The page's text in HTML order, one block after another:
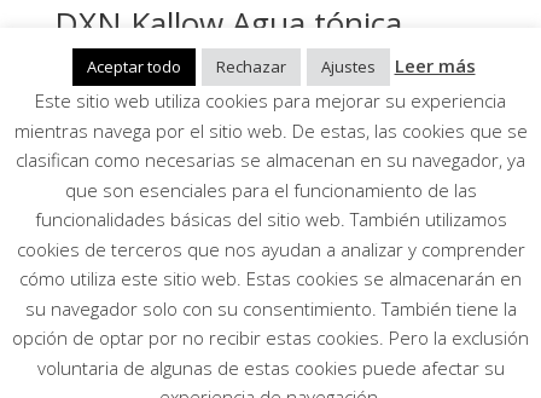
DXN Kallow Agua tónica
micelar de limpieza con salvia
y hamamelis 200ml
20,90€
Aviso Legal, Política de privacidad, Condiciones
generales
Todos los derechos reservados. Página creada por
Andrea Papp
Aceptar todo Rechazar Ajustes
Leer más
Este sitio web utiliza cookies para mejorar su experiencia
mientras navega por el sitio web. De estas, las cookies que se
clasifican como necesarias se almacenan en su navegador, ya
que son esenciales para el funcionamiento de las
funcionalidades básicas del sitio web. También utilizamos
cookies de terceros que nos ayudan a analizar y comprender
cómo utiliza este sitio web. Estas cookies se almacenarán en
su navegador solo con su consentimiento. También tiene la
opción de optar por no recibir estas cookies. Pero la exclusión
voluntaria de algunas de estas cookies puede afectar su